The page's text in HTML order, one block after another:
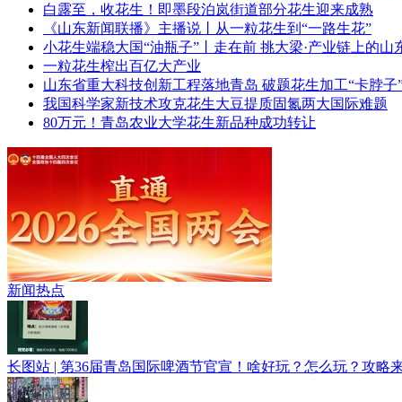
白露至，收花生！即墨段泊岚街道部分花生迎来成熟
《山东新闻联播》主播说丨从一粒花生到“一路生花”
小花生端稳大国“油瓶子”丨走在前 挑大梁·产业链上的山
一粒花生榨出百亿大产业
山东省重大科技创新工程落地青岛 破题花生加工“卡脖子
我国科学家新技术攻克花生大豆提质固氮两大国际难题
​80万元！青岛农业大学花生新品种成功转让
直通2026全国两会
新闻热点
长图站 | 第36届青岛国际啤酒节官宣！啥好玩？怎么玩？攻略